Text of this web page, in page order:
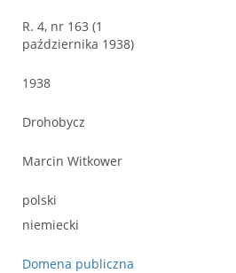
R. 4, nr 163 (1
października 1938)
1938
Drohobycz
Marcin Witkower
polski
niemiecki
Domena publiczna